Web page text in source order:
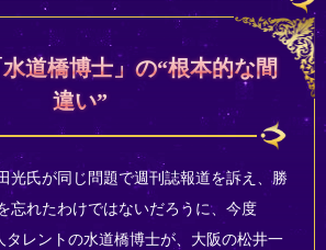
道橋博士」の“根本的な間
違い”
光氏が同じ問題で週刊誌報道を訴え、勝
忘れたわけではないだろうに、今度
タレントの水道橋博士が、大阪の松井一